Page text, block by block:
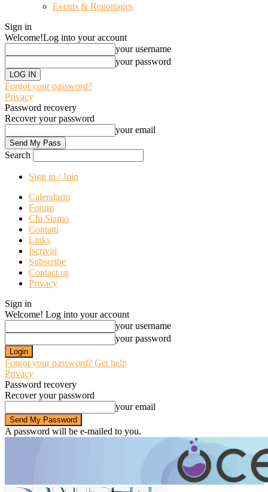
Events & Reportages
Sign in
Welcome!Log into your account
your username
your password
Forgot your password?
Privacy
Password recovery
Recover your password
your email
Search
Sign in / Join
Calendario
Forum
Chi Siamo
Contatti
Links
Iscriviti
Subscribe
Contact us
Privacy
Sign in
Welcome! Log into your account
your username
your password
Forgot your password? Get help
Privacy
Password recovery
Recover your password
your email
A password will be e-mailed to you.